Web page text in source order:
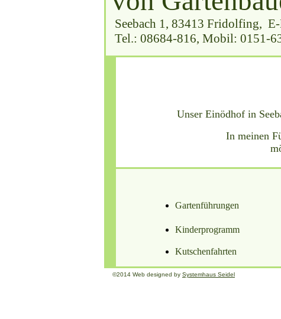
Seebach 1, 83413 Fridolfing,
Tel.: 08684-816, Mobil: 0151-
Unser Einödhof in
In meinen
Gartenführungen
Kinderprogramm
Kutschenfahrten
©2014 Web designed by Systemhaus Seidel